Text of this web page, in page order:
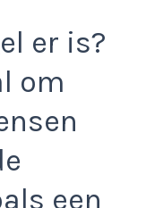
er is?
om
een